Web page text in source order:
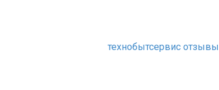
технобытсервис отзывы